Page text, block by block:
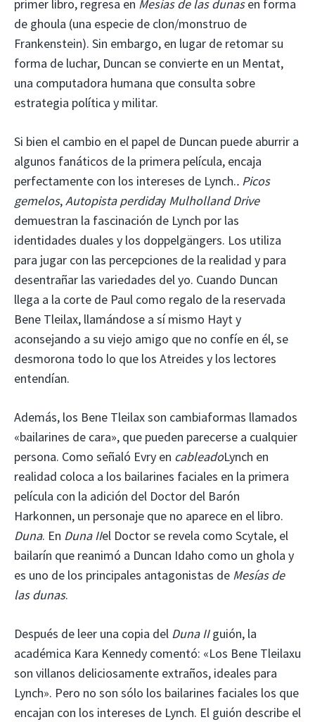
primer libro, regresa en Mesías de las dunasen forma
de ghoula (una especie de clon/monstruo de
Frankenstein). Sin embargo, en lugar de retomar su
forma de luchar, Duncan se convierte en un Mentat,
una computadora humana que consulta sobre
estrategia política y militar.
Si bien el cambio en el papel de Duncan puede aburrir a
algunos fanáticos de la primera película, encaja
perfectamente con los intereses de Lynch.. Picos
gemelos,Autopista perdiday Mulholland Drive
demuestran la fascinación de Lynch por las
identidades duales y los doppelgängers. Los utiliza
para jugar con las percepciones de la realidad y para
desentrañar las variedades del yo. Cuando Duncan
llega a la corte de Paul como regalo de la reservada
Bene Tleilax, llamándose a sí mismo Hayt y
aconsejando a su viejo amigo que no confíe en él, se
desmorona todo lo que los Atreides y los lectores
entendían.
Además, los Bene Tleilax son cambiaformas llamados
«bailarines de cara», que pueden parecerse a cualquier
persona. Como señaló Evry en cableadoLynch en
realidad coloca a los bailarines faciales en la primera
película con la adición del Doctor del Barón
Harkonnen, un personaje que no aparece en el libro.
Duna. En Duna IIel Doctor se revela como Scytale, el
bailarín que reanimó a Duncan Idaho como un ghola y
es uno de los principales antagonistas de Mesías de
las dunas.
Después de leer una copia del Duna IIguión, la
académica Kara Kennedy comentó: «Los Bene Tleilaxu
son villanos deliciosamente extraños, ideales para
Lynch». Pero no son sólo los bailarines faciales los que
encajan con los intereses de Lynch. El guión describe el